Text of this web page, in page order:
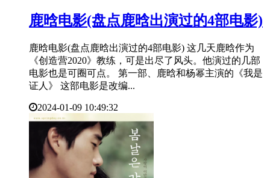
​鹿晗电影(盘点鹿晗出演过的4部电影)
鹿晗电影(盘点鹿晗出演过的4部电影) 这几天鹿晗作为
《创造营2020》教练，可是出尽了风头。他演过的几部
电影也是可圈可点。 第一部、鹿晗和杨幂主演的《我是
证人》 这部电影是改编...
2024-01-09 10:49:32